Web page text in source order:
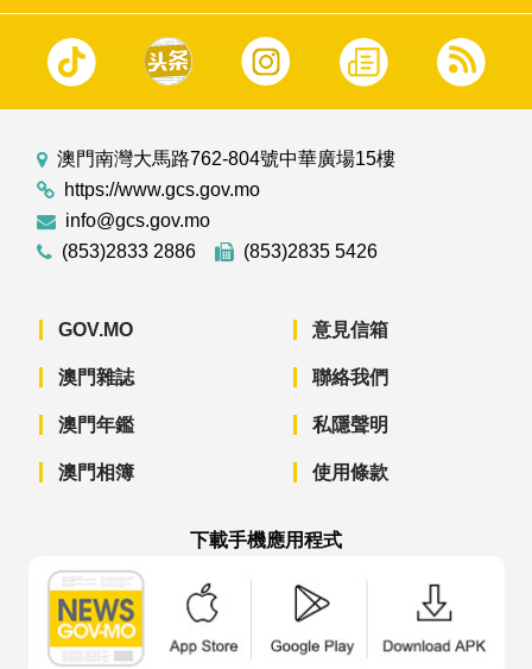
澳門南灣大馬路762-804號中華廣場15樓
https://www.gcs.gov.mo
info@gcs.gov.mo
(853)2833 2886
(853)2835 5426
GOV.MO
澳門雜誌
澳門年鑑
澳門相簿
意見信箱
聯絡我們
私隱聲明
使用條款
下載手機應用程式